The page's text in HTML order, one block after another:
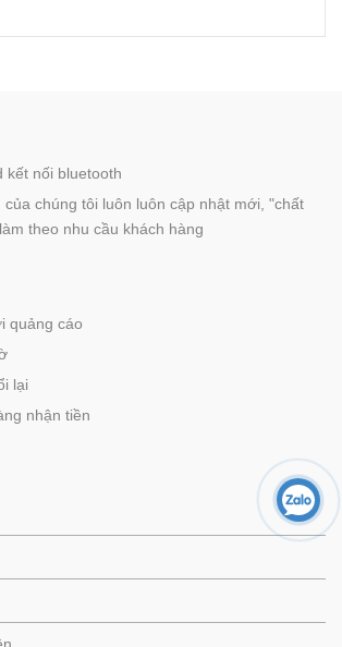
của chúng tôi luôn luôn cập nhật mới, "chất
theo nhu cầu khách hàng
quảng cáo
lại
nhận tiền